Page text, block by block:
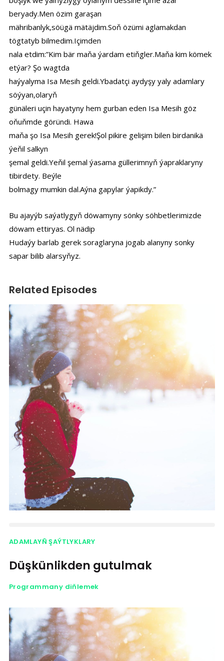
beryady.Men özim garaşan
mähribanlyk,söügä mätäjdim.Soň özümi aglamakdan
tögtatyb bilmedim.Içimden
nala etdim:”Kim bär maňa ýardam etiňgler.Maňa kim kömek
etýar? Şo wagtda
haýyalyma Isa Mesih geldi.Ybadatçi aydyşy yaly adamlary
söýyan,olaryň
günäleri uçin hayatyny hem gurban eden Isa Mesih göz
oňuňmde göründi. Hawa
maňa şo Isa Mesih gerek!Şol pikire gelişim bilen birdanikä
ýeňil salkyn
şemal geldi.Yeňil şemal ýasama güllerimnyň ýapraklaryny
tibirdety. Beýle
bolmagy mumkin dal.Aýna gapylar ýapikdy.”
Bu ajayýb saýatlygyň döwamyny sönky söhbetlerimizde
döwam ettiryas. Ol nädip
Hudaýy barlab gerek soraglaryna jogab alanyny sonky
sapar bilib alarsyňyz.
Related Episodes
ADAMLAYÑ ŞAÝTLYKLARY
Düşkünlikden gutulmak
Programmany diňlemek